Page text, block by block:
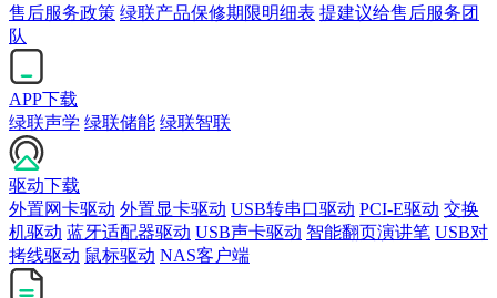
售后服务政策 绿联产品保修期限明细表 提建议给售后服务团
队
APP下载
绿联声学 绿联储能 绿联智联
驱动下载
外置网卡驱动 外置显卡驱动 USB转串口驱动 PCI-E驱动 交换
机驱动 蓝牙适配器驱动 USB声卡驱动 智能翻页演讲笔 USB对
拷线驱动 鼠标驱动 NAS客户端